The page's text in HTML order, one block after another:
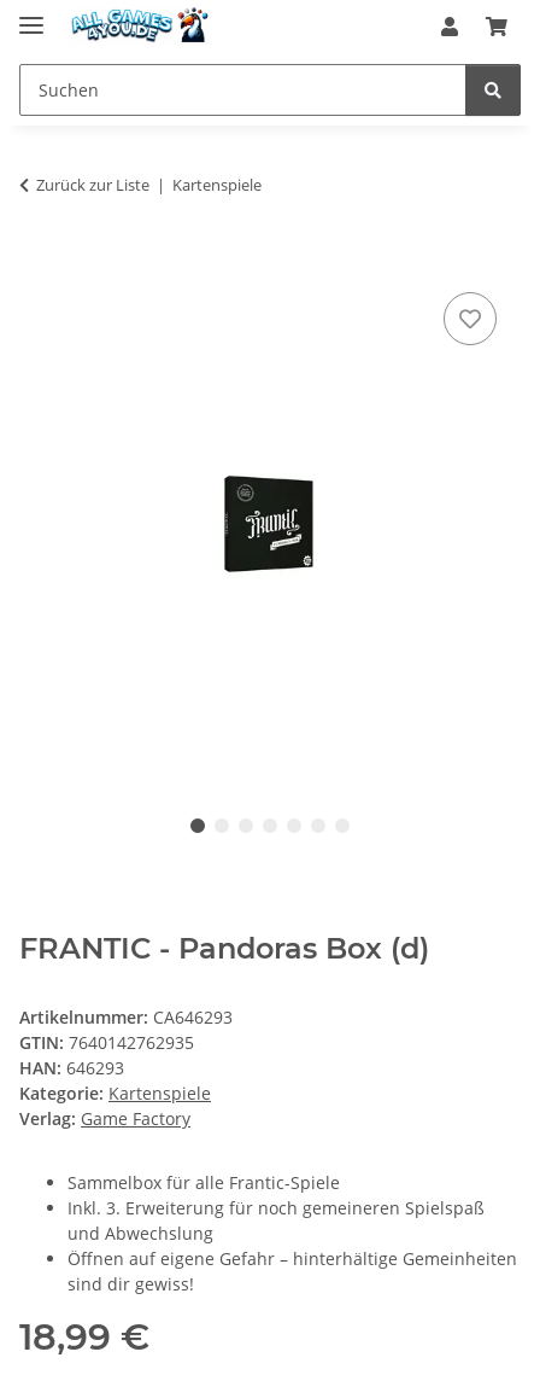
Zurück zur Liste Kartenspiele
FRANTIC - Pandoras Box (d)
Artikelnummer: CA646293
GTIN: 7640142762935
HAN: 646293
Kategorie: Kartenspiele
Verlag: Game Factory
Sammelbox für alle Frantic-Spiele
Inkl. 3. Erweiterung für noch gemeineren Spielspaß
und Abwechslung
Öffnen auf eigene Gefahr – hinterhältige Gemeinheiten
sind dir gewiss!
18,99 €